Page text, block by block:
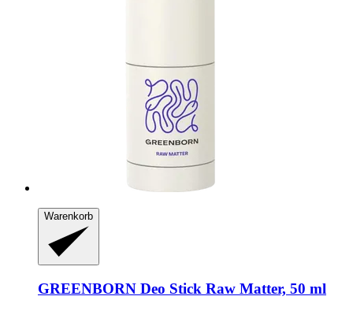
Warenkorb
GREENBORN Deo Stick Raw Matter, 50 ml